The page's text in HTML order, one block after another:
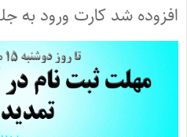
افزوده شد کارت ورود به جلسه